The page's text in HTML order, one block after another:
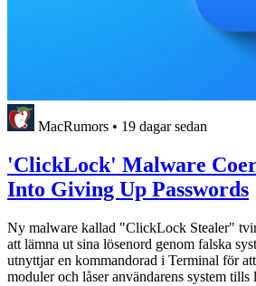
MacRumors • 19 dagar sedan
'ClickLock' Malware
Into Giving Up Passwords
Ny malware kallad "ClickLock Stealer"
att lämna ut sina lösenord genom falska
utnyttjar en kommandorad i Terminal för
moduler och låser användarens system tills